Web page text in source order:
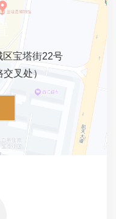
区宝塔街22号
叉处）